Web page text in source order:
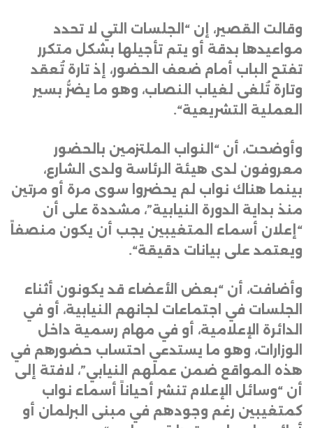
وقالت القصير، إن “الجلسات التي لا تحدد
مواعيدها بدقة أو يتم تأجيلها بشكل متكرر
تفتح الباب أمام ضعف الحضور، إذ تارة تُعقد
وتارة تُلغى لغياب النصاب، وهو ما يضرُّ بسير
العملية التشريعية“.
وأوضحت، أن “النواب الملتزمين بالحضور
معروفون لدى هيئة الرئاسة ولدى الشارع،
بينما هناك نواب لم يحضروا سوى مرة أو مرتين
منذ بداية الدورة النيابية”، مشددة على أن
“إعلان أسماء المتغيبين يجب أن يكون منصفاً
ويعتمد على بيانات دقيقة“.
وأضافت، أن “بعض الأعضاء قد يكونون أثناء
الجلسات في اجتماعات لجانهم النيابية، أو في
الدائرة الإعلامية، أو في مهام رسمية داخل
الوزارات، وهو ما يستدعي احتساب حضورهم في
هذه المواقع ضمن عملهم النيابي”، لافتة إلى
أن “وسائل الإعلام تنشر أحياناً أسماء نواب
كمتغيبين رغم وجودهم في مبنى البرلمان أو